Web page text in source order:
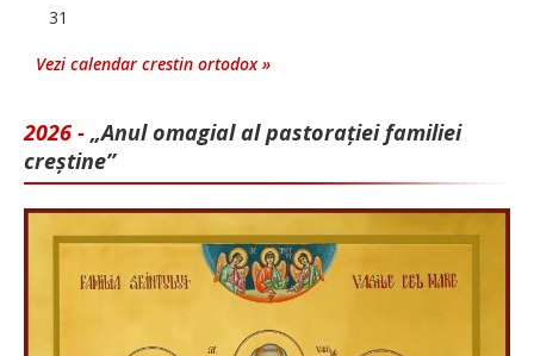
31
Vezi calendar crestin ortodox »
2026 - „Anul omagial al pastorației familiei
creștine”